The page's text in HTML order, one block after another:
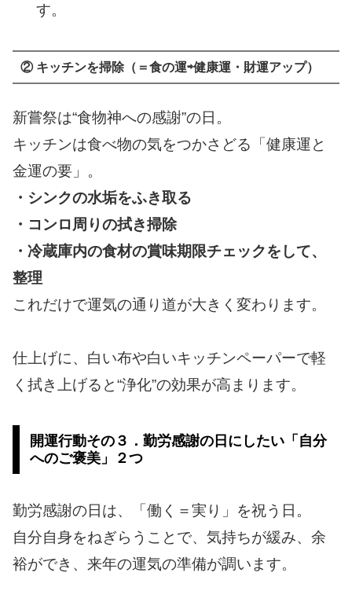
す。
② キッチンを掃除（＝食の運⇨健康運・財運アップ）
新嘗祭は“食物神への感謝”の日。
キッチンは食べ物の気をつかさどる「健康運と
金運の要」。
・シンクの水垢をふき取る
・コンロ周りの拭き掃除
・冷蔵庫内の食材の賞味期限チェックをして、
整理
これだけで運気の通り道が大きく変わります。
仕上げに、白い布や白いキッチンペーパーで軽
く拭き上げると“浄化”の効果が高まります。
開運行動その３．勤労感謝の日にしたい「自分
へのご褒美」２つ
勤労感謝の日は、「働く＝実り」を祝う日。
自分自身をねぎらうことで、気持ちが緩み、余
裕ができ、来年の運気の準備が調います。